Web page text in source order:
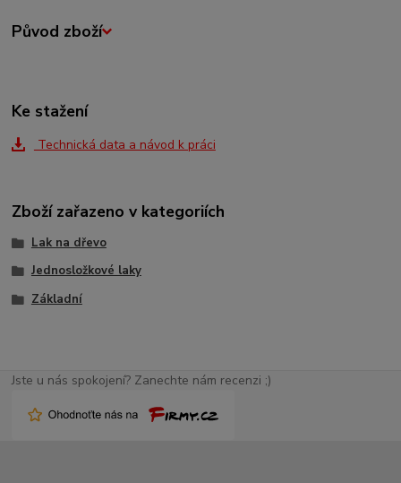
Původ zboží
Ke stažení
Technická data a návod k práci
Zboží zařazeno v kategoriích
Lak na dřevo
Jednosložkové laky
Základní
Jste u nás spokojení? Zanechte nám recenzi ;)